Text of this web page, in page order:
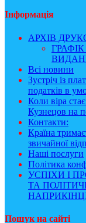
Інформація
АРХІВ
Всі новини
Зустріч із
податків в
Коли віра
Кузнецов на
Контакти:
Країна
звичайної
Наші послуги
Політика
УСПІХИ І
ТА
Пошук на сайті